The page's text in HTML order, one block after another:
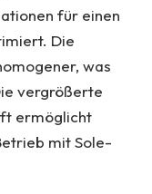
für einen
Die
was
vergrößerte
ermöglicht
mit Sole-